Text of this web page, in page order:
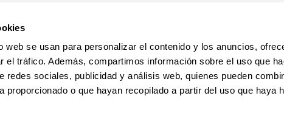
web se usan para personalizar el contenido y los anuncios,
el tráfico. Además, compartimos información sobre el uso que
redes sociales, publicidad y análisis web, quienes pueden
proporcionado o que hayan recopilado a partir del uso que haya
El SCAB (Servicio Central de Análisis de Bizkaia) colabora en un estudio
química (25/10/2016)
Página
1 ...Páginas intermedias Use TAB para desplazarse.
Página
20 Página
21 Página
22 ...Páginas intermedias
Página
79